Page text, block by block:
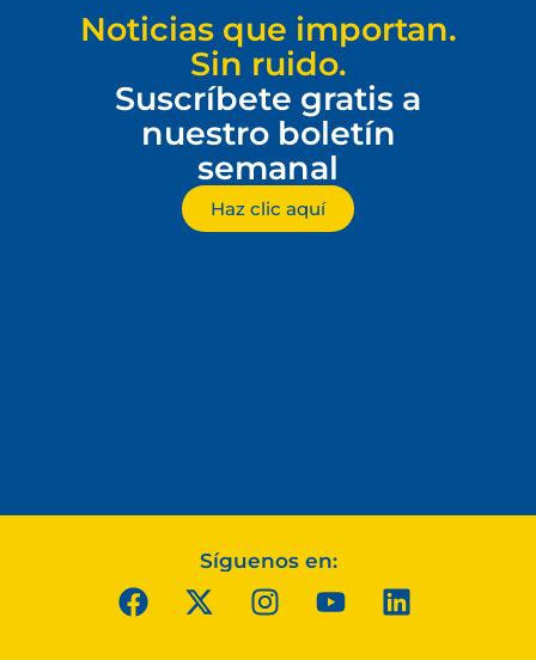
Noticias que importan.
Sin ruido.
Suscríbete gratis a
nuestro boletín
semanal
Haz clic aquí
Síguenos en: